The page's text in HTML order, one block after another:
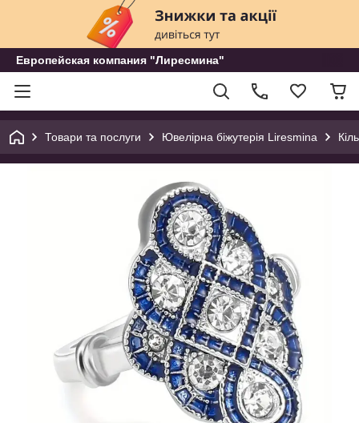
Европейская компания "Лиресмина"
Товари та послуги Ювелірна біжутерія Liresmina